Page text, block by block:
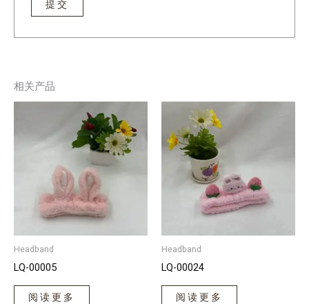
相关产品
Headband
LQ-00005
阅读更多
Headband
LQ-00024
阅读更多